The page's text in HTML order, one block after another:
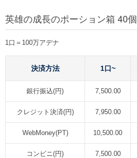
英雄の成長のポーション箱 40個
1口＝100万アデナ
決済方法 1口~
銀行振込(円) 7,500.00
クレジット決済(円) 7,950.00
WebMoney(PT) 10,500.00
コンビニ(円) 7,500.00